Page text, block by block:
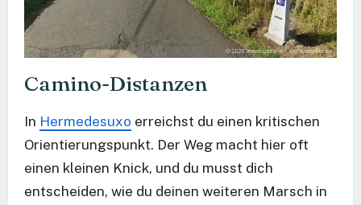
Camino-Distanzen
In Hermedesuxo erreichst du einen kritischen
Orientierungspunkt. Der Weg macht hier oft
einen kleinen Knick, und du musst dich
entscheiden, wie du deinen weiteren Marsch in